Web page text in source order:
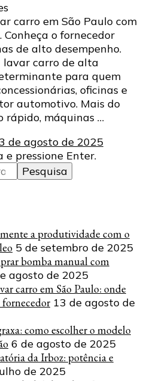
carro em São Paulo com
o fornecedor
de alto desempenho.
lavar carro de alta
para quem
oficinas e
automotivo. Mais do
rápido, máquinas …
de agosto de 2025
e pressione Enter.
a produtividade com o
5 de setembro de 2025
bomba manual com
agosto de 2025
carro em São Paulo: onde
13 de agosto de
como escolher o modelo
6 de agosto de 2025
da Irboz: potência e
de 2025